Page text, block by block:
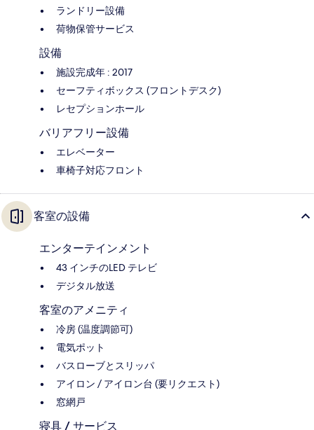
ランドリー設備
荷物保管サービス
設備
施設完成年 : 2017
セーフティボックス (フロントデスク)
レセプションホール
バリアフリー設備
エレベーター
車椅子対応フロント
客室の設備
エンターテインメント
43 インチのLED テレビ
デジタル放送
客室のアメニティ
冷房 (温度調節可)
電気ポット
バスローブとスリッパ
アイロン / アイロン台 (要リクエスト)
窓網戸
寝具 / サービス